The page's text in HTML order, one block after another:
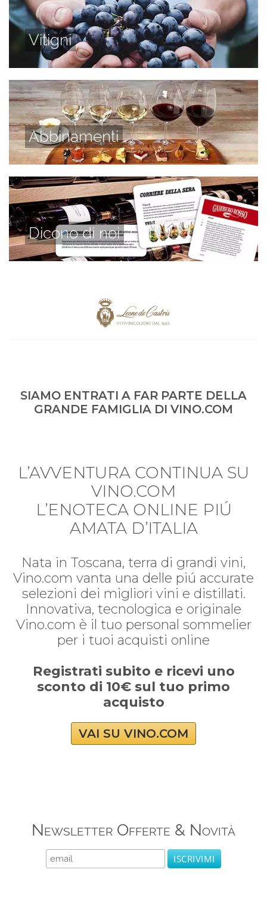
Vitigni
Abbinamenti
Dicono di noi
SIAMO ENTRATI A FAR PARTE DELLA
GRANDE FAMIGLIA DI VINO.COM
L’AVVENTURA CONTINUA SU
VINO.COM
L’ENOTECA ONLINE PIÚ
AMATA D’ITALIA
Nata in Toscana, terra di grandi vini,
Vino.com vanta una delle piú accurate
selezioni dei migliori vini e distillati.
Innovativa, tecnologica e originale
Vino.com è il tuo personal sommelier
per i tuoi acquisti online
Registrati subito e ricevi uno
sconto di 10€ sul tuo primo
acquisto
VAI SU VINO.COM
Newsletter Offerte & Novità